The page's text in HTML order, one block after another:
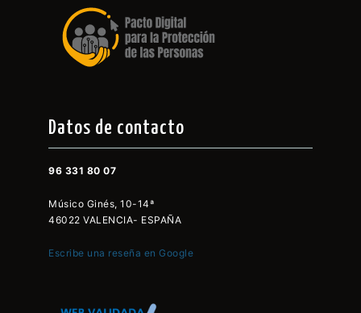
Datos de contacto
96 331 80 07
Músico Ginés, 10-14ª
46022 VALENCIA- ESPAÑA
Escribe una reseña en Google